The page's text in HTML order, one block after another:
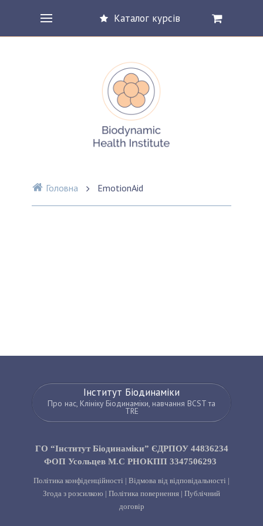
Каталог курсів
Головна EmotionAid
Інститут Біодинаміки
Про нас, Клініку Біодинаміки, навчання BCST та
TRE
ГО “Інститут Біодинаміки” ЄДРПОУ 44836234
ФОП Усольцев М.С РНОКПП 3347506293
Політика конфіденційності | Відмова від відповідальності |
Згода з розсилкою | Політика повернення | Публічний
договір